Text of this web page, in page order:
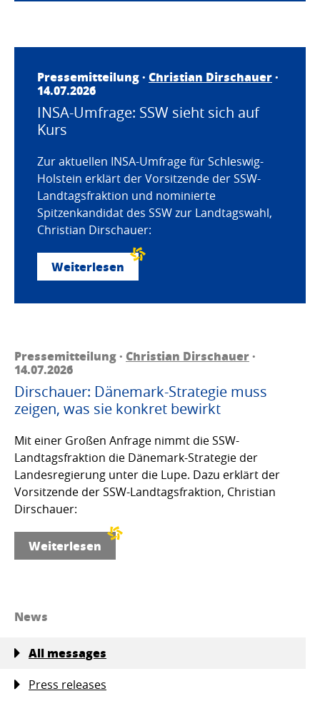
Pressemitteilung · Christian Dirschauer·
14.07.2026
INSA-Umfrage: SSW sieht sich auf
Kurs
Zur aktuellen INSA-Umfrage für Schleswig-
Holstein erklärt der Vorsitzende der SSW-
Landtagsfraktion und nominierte
Spitzenkandidat des SSW zur Landtagswahl,
Christian Dirschauer:
Weiterlesen
Pressemitteilung · Christian Dirschauer·
14.07.2026
Dirschauer: Dänemark-Strategie muss
zeigen, was sie konkret bewirkt
Mit einer Großen Anfrage nimmt die SSW-
Landtagsfraktion die Dänemark-Strategie der
Landesregierung unter die Lupe. Dazu erklärt der
Vorsitzende der SSW-Landtagsfraktion, Christian
Dirschauer:
Weiterlesen
News
All messages
Press releases